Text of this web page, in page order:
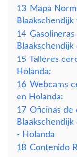
13 Mapa
14
Blaakschendijk
15 Talleres
Holanda:
16 Webcams
en Holanda:
17 Oficinas de
- Holanda
18 Contenido